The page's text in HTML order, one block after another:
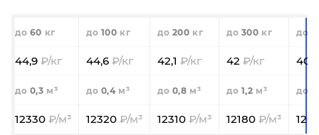
60 100 200 300
44,9 44,6 42,1 42
0,3 0,4 0,8 1,2
12330 12320 12310 12180